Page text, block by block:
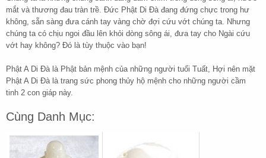
mắt và thương đau tràn trề. Đức Phật Di Đà đang đứng chực trong hư
không, sẵn sàng đưa cánh tay vàng chờ đợi cứu vớt chúng ta. Nhưng
chúng ta có chịu ngoi đầu lên khỏi dòng sông ái, đưa tay cho Ngài cứu
vớt hay không? Đó là tùy thuộc vào bạn!
Phật A Di Đà là Phật bản mệnh của những người tuổi Tuất, Hợi nên mặt
Phật A Di Đà là trang sức phong thủy hộ mệnh cho những người cầm
tinh 2 con giáp này.
Cùng Danh Mục: